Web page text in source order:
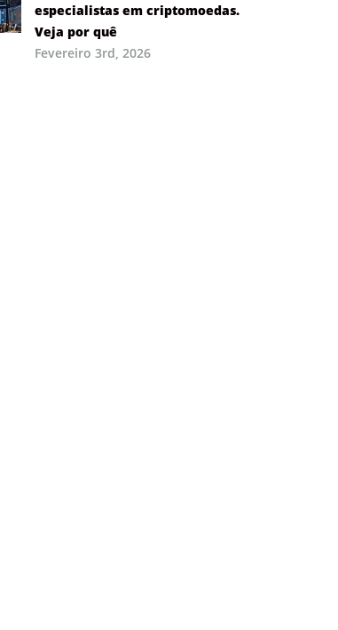
especialistas em criptomoedas.
Veja por quê
Fevereiro 3rd, 2026